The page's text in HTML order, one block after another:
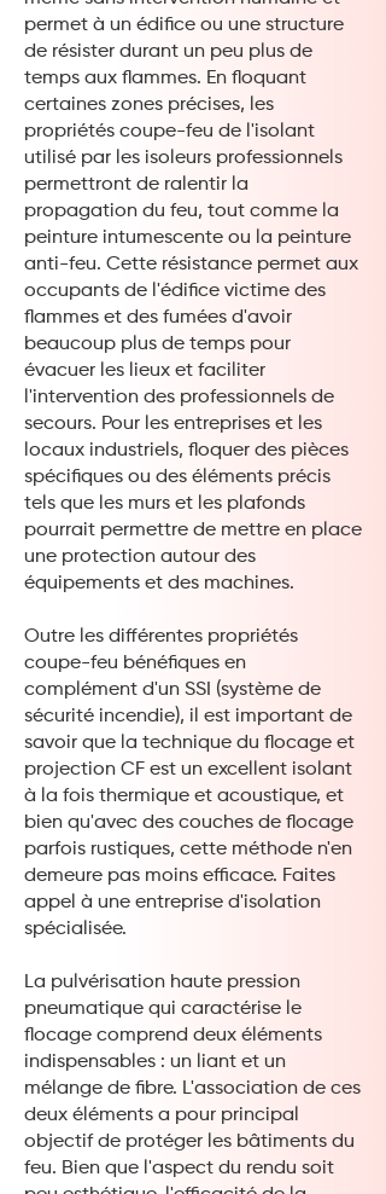
permet à un édifice ou une structure
de résister durant un peu plus de
temps aux flammes. En floquant
certaines zones précises, les
propriétés coupe-feu de l'isolant
utilisé par les isoleurs professionnels
permettront de ralentir la
propagation du feu, tout comme la
peinture intumescente ou la peinture
anti-feu. Cette résistance permet aux
occupants de l'édifice victime des
flammes et des fumées d'avoir
beaucoup plus de temps pour
évacuer les lieux et faciliter
l'intervention des professionnels de
secours. Pour les entreprises et les
locaux industriels, floquer des pièces
spécifiques ou des éléments précis
tels que les murs et les plafonds
pourrait permettre de mettre en place
une protection autour des
équipements et des machines.
Outre les différentes propriétés
coupe-feu bénéfiques en
complément d'un SSI (système de
sécurité incendie), il est important de
savoir que la technique du flocage et
projection CF est un excellent isolant
à la fois thermique et acoustique, et
bien qu'avec des couches de flocage
parfois rustiques, cette méthode n'en
demeure pas moins efficace. Faites
appel à une entreprise d'isolation
spécialisée.
La pulvérisation haute pression
pneumatique qui caractérise le
flocage comprend deux éléments
indispensables : un liant et un
mélange de fibre. L'association de ces
deux éléments a pour principal
objectif de protéger les bâtiments du
feu. Bien que l'aspect du rendu soit